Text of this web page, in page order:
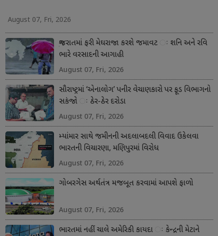
August 07, Fri, 2026
ગુજરાતમાં ફરી મેઘરાજા કરશે જમાવટ ઃ શનિ અને રવિ
ભારે વરસાદની આગાહી
August 07, Fri, 2026
સૌરાષ્ટ્રમાં ‘એનાલોગ’ પનીર વેચાણકારો પર ફૂડ વિભાગનો
સકંજો ઃ ઠેર-ઠેર દરોડા
August 07, Fri, 2026
મ્યાંમાર સાથે જમીનની અદલાબદલી વિવાદ ઉકેલવા
ભારતની વિચારણા, મણિપુરમાં વિરોધ
August 07, Fri, 2026
ગોબરગેસ અર્થતંત્ર મજબૂત કરવામાં આપશે ફાળો
August 07, Fri, 2026
ભારતમાં નહીં ચાલે અમેરિકી કાયદા ઃ કેન્દ્રની મેટાને